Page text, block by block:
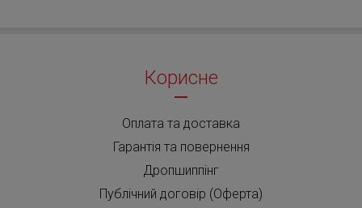
Корисне
Оплата та доставка
Гарантія та повернення
Дропшиппінг
Публічний договір (Оферта)